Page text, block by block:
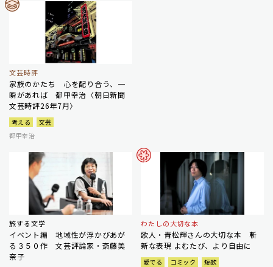
文芸時評
家族のかたち 心を配り合う、一
瞬があれば 都甲幸治〈朝日新聞
文芸時評26年7月〉
考える
文芸
都甲幸治
旅する文学
イベント編 地域性が浮かびあが
る３５０作 文芸評論家・斎藤美
奈子
わたしの大切な本
歌人・青松輝さんの大切な本 斬
新な表現 よむたび、より自由に
愛でる コミック 短歌